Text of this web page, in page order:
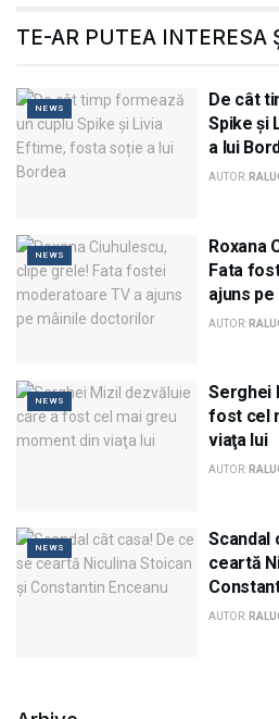
TE-AR PUTEA INTERESA
NEWS
De cât
Spike și
a lui
AUTOR:
NEWS
Roxana
Fata
ajuns
AUTOR:
NEWS
Serghei
fost cel
viaţa lui
AUTOR:
NEWS
Scandal
ceartă
AUTOR: